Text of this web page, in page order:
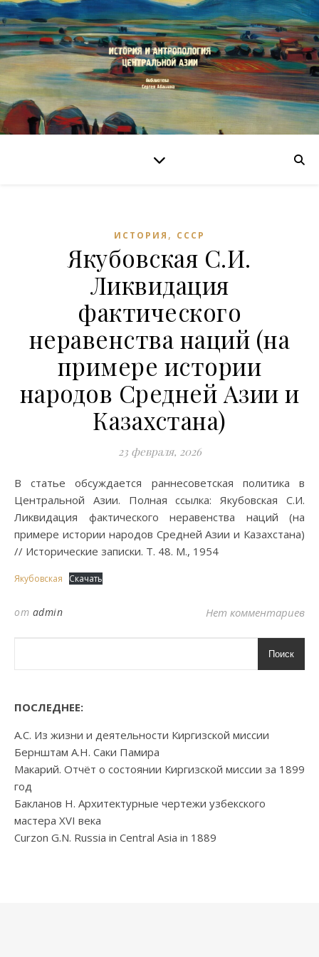
ИСТОРИЯ , СССР
Якубовская С.И.
Ликвидация
фактического
неравенства наций (на
примере истории
народов Средней Азии и
Казахстана)
23 февраля, 2026
В статье обсуждается раннесоветская политика в
Центральной Азии. Полная ссылка: Якубовская С.И.
Ликвидация фактического неравенства наций (на
примере истории народов Средней Азии и Казахстана)
// Исторические записки. Т. 48. М., 1954
Якубовская Скачать
от admin Нет комментариев
Поиск
ПОСЛЕДНЕЕ:
А.С. Из жизни и деятельности Киргизской миссии
Бернштам А.Н. Саки Памира
Макарий. Отчёт о состоянии Киргизской миссии за 1899
год
Бакланов Н. Архитектурные чертежи узбекского
мастера XVI века
Curzon G.N. Russia in Central Asia in 1889